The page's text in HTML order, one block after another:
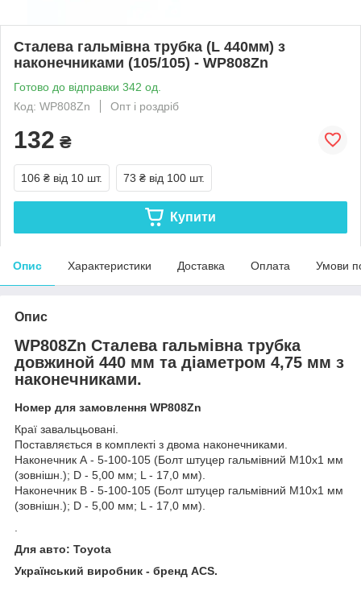
Сталева гальмівна трубка (L 440мм) з
наконечниками (105/105) - WP808Zn
Готово до відправки 342 од.
Код: WP808Zn
Опт і роздріб
132 ₴
106 ₴ від 10 шт. 73 ₴ від 100 шт.
Купити
Опис Характеристики Доставка Оплата Умови
Опис
WP808Zn Сталева гальмівна трубка
довжиной 440 мм та діаметром 4,75 мм з
наконечниками.
Номер для замовлення WP808Zn
Краї завальцьовані.
Поставляється в комплекті з двома наконечниками.
Наконечник А - 5-100-105 (Болт штуцер гальмівний М10х1 мм
(зовнішн.); D - 5,00 мм; L - 17,0 мм).
Наконечник В - 5-100-105 (Болт штуцер гальмівний М10х1 мм
(зовнішн.); D - 5,00 мм; L - 17,0 мм).
.
Для авто: Toyota
Український виробник - бренд ACS.